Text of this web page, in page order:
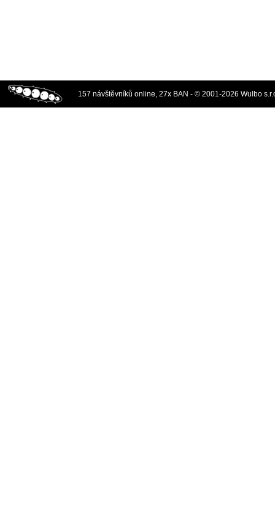
157 návštěvníků online, 27x BAN - © 2001-2026 Wulbo